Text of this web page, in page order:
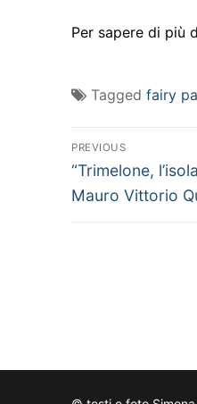
Per sapere di più
Tagged fairy
articoli
PREVIOUS
Previous
post:
“Trimelone,
Mauro Vittorio